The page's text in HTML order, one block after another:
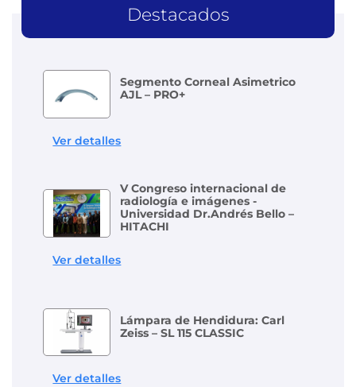
Destacados
Segmento Corneal Asimetrico
AJL – PRO+
Ver detalles
V Congreso internacional de
radiología e imágenes -
Universidad Dr.Andrés Bello –
HITACHI
Ver detalles
Lámpara de Hendidura: Carl
Zeiss – SL 115 CLASSIC
Ver detalles